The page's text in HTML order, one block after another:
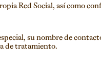
Red Social, así como
su nombre de
de tratamiento.